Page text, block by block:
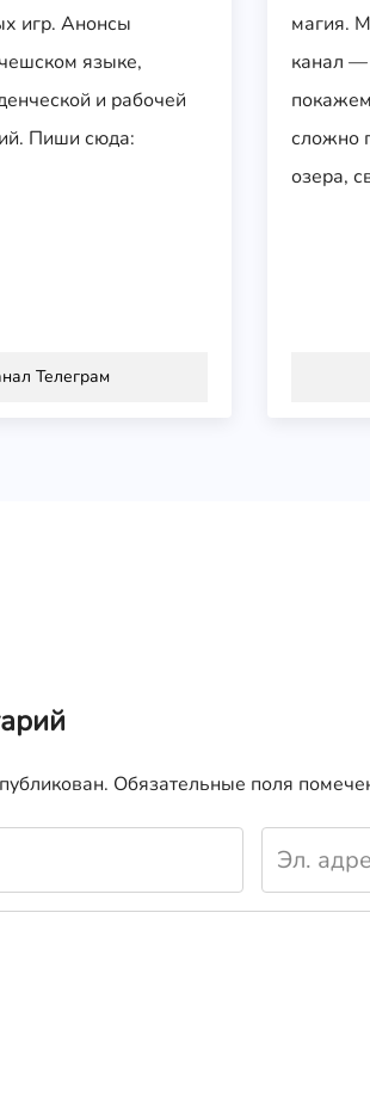
игр. Анонсы
языке,
и рабочей
Пиши сюда:
Телеграм
магия.
канал
сложно
озера,
Обязательные поля